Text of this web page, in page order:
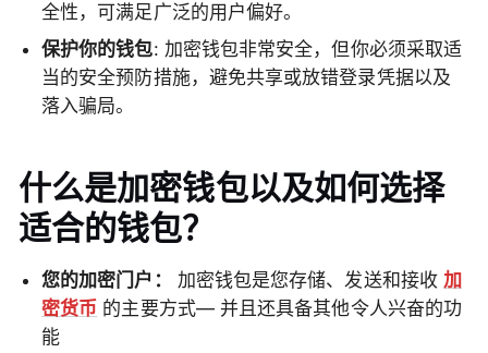
全性，可满足广泛的用户偏好。
保护你的钱包: 加密钱包非常安全，但你必须采取适
当的安全预防措施，避免共享或放错登录凭据以及
落入骗局。
什么是加密钱包以及如何选择
适合的钱包？
您的加密门户： 加密钱包是您存储、发送和接收 加
密货币 的主要方式— 并且还具备其他令人兴奋的功
能